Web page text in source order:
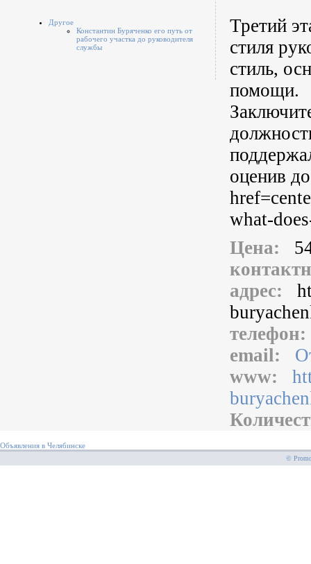
Другое
Константин Буряченко его путь от
рабочего участка до руководителя
службы
Третий
стиля
стиль,
помощи.
оценив
what-
Цена:
адрес:
email:
www:
Объявления в Челябинске
©